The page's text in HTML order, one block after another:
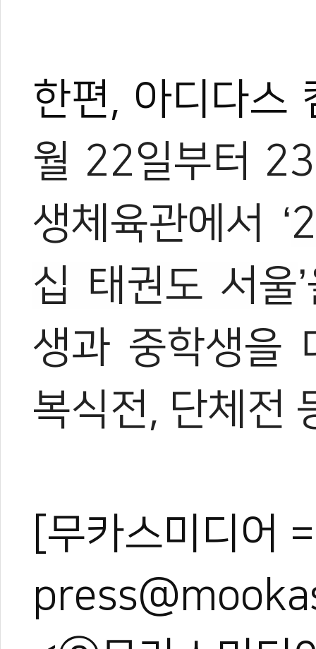
한편, 아디다스
월 22일부터
생체육관에서 ‘
십 태권도 서울
생과 중학생을
복식전, 단체전
[무카스미디어